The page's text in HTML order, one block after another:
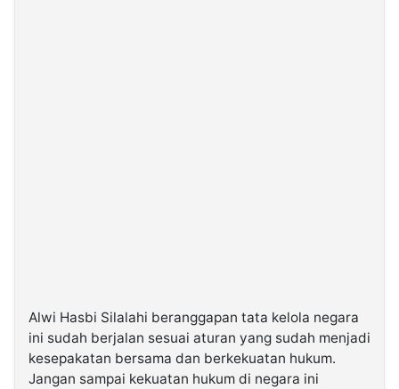
Alwi Hasbi Silalahi beranggapan tata kelola negara
ini sudah berjalan sesuai aturan yang sudah menjadi
kesepakatan bersama dan berkekuatan hukum.
Jangan sampai kekuatan hukum di negara ini